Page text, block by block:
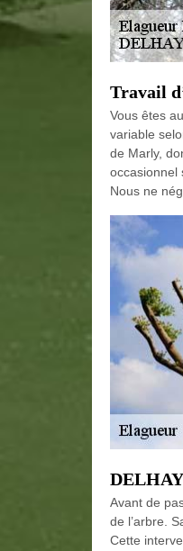
Travail
Vous êtes
variable
de Marly,
occasionnel
Nous ne
Avant de
de l’arbre.
Cette